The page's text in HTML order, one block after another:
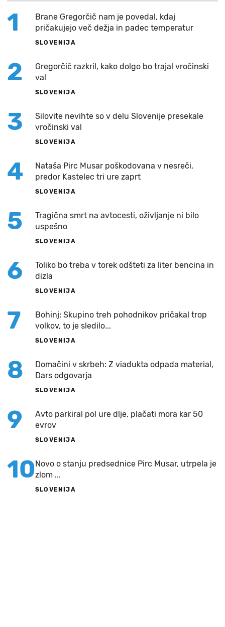
1
Brane Gregorčič nam je povedal, kdaj
pričakujejo več dežja in padec temperatur
SLOVENIJA
2
Gregorčič razkril, kako dolgo bo trajal vročinski
val
SLOVENIJA
3
Silovite nevihte so v delu Slovenije presekale
vročinski val
SLOVENIJA
4
Nataša Pirc Musar poškodovana v nesreči,
predor Kastelec tri ure zaprt
SLOVENIJA
5
Tragična smrt na avtocesti, oživljanje ni bilo
uspešno
SLOVENIJA
6
Toliko bo treba v torek odšteti za liter bencina in
dizla
SLOVENIJA
7
Bohinj: Skupino treh pohodnikov pričakal trop
volkov, to je sledilo...
SLOVENIJA
8
Domačini v skrbeh: Z viadukta odpada material,
Dars odgovarja
SLOVENIJA
9
Avto parkiral pol ure dlje, plačati mora kar 50
evrov
SLOVENIJA
10Novo o stanju predsednice Pirc Musar, utrpela je
zlom ...
SLOVENIJA